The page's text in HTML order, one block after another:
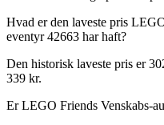
Hvad er den laveste pris
eventyr 42663 har haft?
Den historisk laveste pris er
339 kr.
Er LEGO Friends Venskabs-